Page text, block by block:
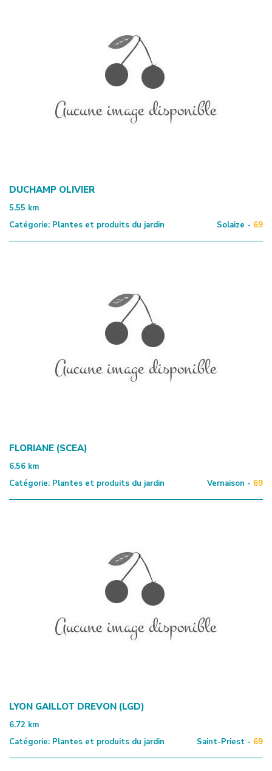
DUCHAMP OLIVIER
5.55 km
Catégorie: Plantes et produits du jardin Solaize - 69
FLORIANE (SCEA)
6.56 km
Catégorie: Plantes et produits du jardin Vernaison - 69
LYON GAILLOT DREVON (LGD)
6.72 km
Catégorie: Plantes et produits du jardin Saint-Priest - 69